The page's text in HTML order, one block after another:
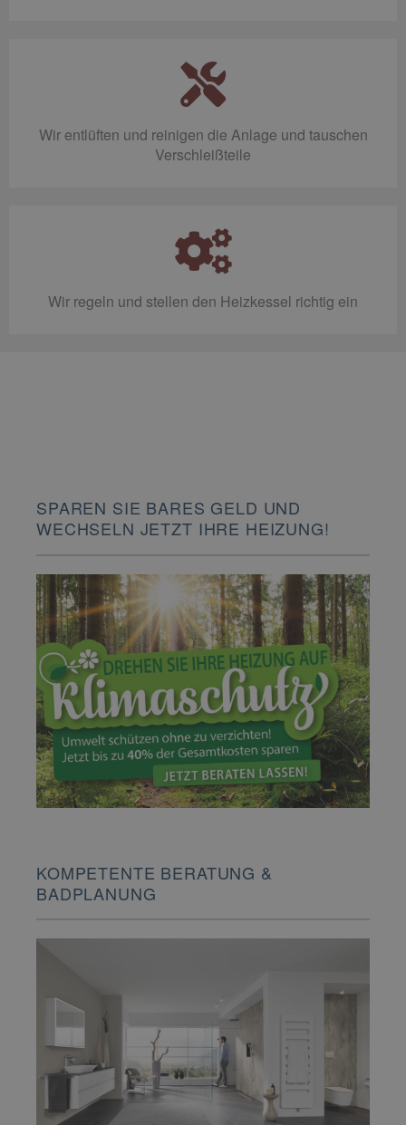
Wir entlüften und reinigen die Anlage und tauschen
Verschleißteile
Wir regeln und stellen den Heizkessel richtig ein
SPAREN SIE BARES GELD UND
WECHSELN JETZT IHRE HEIZUNG!
KOMPETENTE BERATUNG &
BADPLANUNG